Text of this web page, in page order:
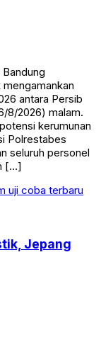
antara Persib
8/2026) malam.
kerumunan
Polrestabes
seluruh personel
[…]
Jepang